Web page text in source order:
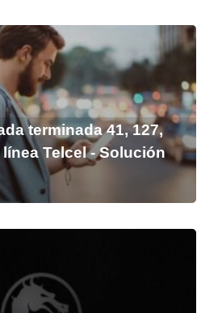
terminada 41, 127,
línea Telcel - Solución